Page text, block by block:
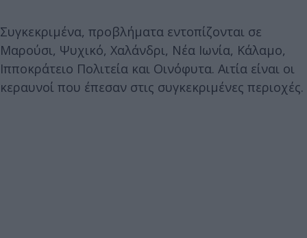
Συγκεκριμένα, προβλήματα εντοπίζονται σε
Μαρούσι, Ψυχικό, Χαλάνδρι, Νέα Ιωνία, Κάλαμο,
Ιπποκράτειο Πολιτεία και Οινόφυτα. Αιτία είναι οι
κεραυνοί που έπεσαν στις συγκεκριμένες περιοχές.